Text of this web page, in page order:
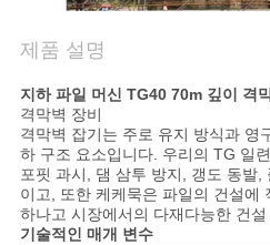
세
요
지
금
제품 설명
지하 파일 머신 TG40 70m 깊이 격
격막벽 장비
격막벽 잡기는 주로 유지 방식과 영
하 구조 요소입니다. 우리의 TG 일
포핏 과시, 댐 삼투 방지, 갱도 동발,
이고, 또한 케케묵은 파일의 건설에
하나고 시장에서의 다재다능한 건
기술적인 매개 변수